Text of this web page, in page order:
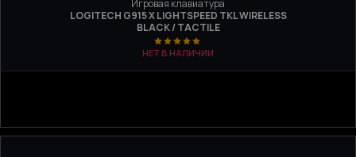
Игровая клавиатура
LOGITECH G915 X LIGHTSPEED TKL WIRELESS
BLACK / TACTILE
НЕТ В НАЛИЧИИ